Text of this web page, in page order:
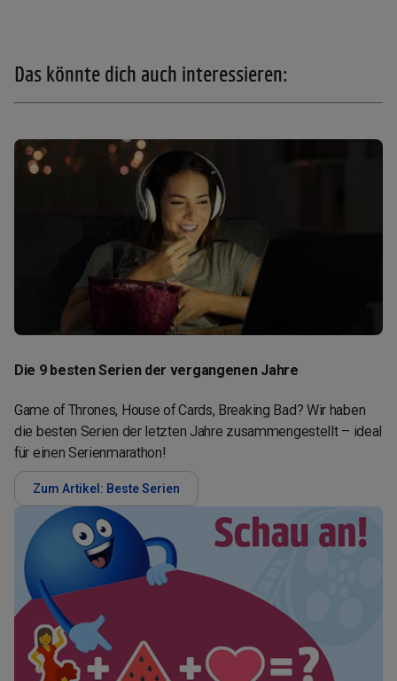
Das könnte dich auch interessieren:
Die 9 besten Serien der vergangenen Jahre
Game of Thrones, House of Cards, Breaking Bad? Wir haben
die besten Serien der letzten Jahre zusammengestellt – ideal
für einen Serienmarathon!
Zum Artikel: Beste Serien